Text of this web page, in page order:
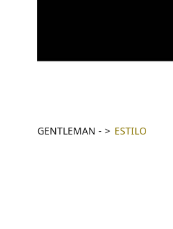
GENTLEMAN - ESTILO